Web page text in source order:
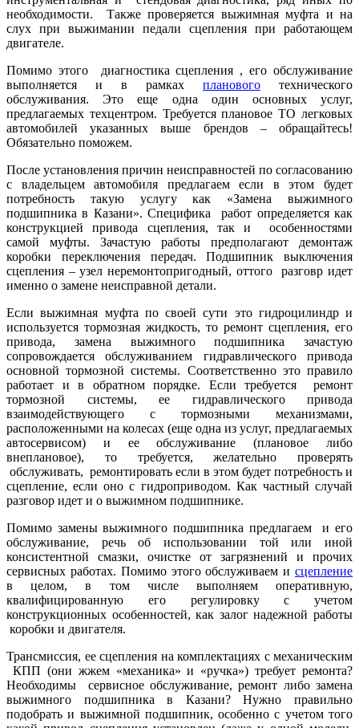
необходимости. Также проверяется выжимная муфта и на
слух при выжимании педали сцепления при работающем
двигателе.
Помимо этого диагностика сцепления , его обслуживание
выполняется и в рамках планового технического
обслуживания. Это еще одна один основных услуг,
предлагаемых техцентром. Требуется плановое ТО легковых
автомобилей указанных выше брендов – обращайтесь!
Обязательно поможем.
После установления причин неисправностей по согласованию
с владельцем автомобиля предлагаем если в этом будет
потребность такую услугу как «Замена выжимного
подшипника в Казани». Специфика работ определяется как
конструкцией привода сцепления, так и особенностями
самой муфты. Зачастую работы предполагают демонтаж
коробки переключения передач. Подшипник выключения
сцепления – узел неремонтопригодный, оттого разговр идет
именно о замене неисправной детали.
Если выжимная муфта по своей сути это гидроцилиндр и
используется тормозная жидкость, то ремонт сцепления, его
привода, замена выжимного подшипника зачастую
сопровождается обслуживанием гидравлического привода
основной тормозной системы. Соответственно это правило
работает и в обратном порядке. Если требуется ремонт
тормозной системы, ее гидравлического привода
взаимодействующего с тормозными механизмами,
расположенными на колесах (еще одна из услуг, предлагаемых
автосервисом) и ее обслуживание (плановое либо
внеплановое), то требуется, желательно проверять
обслуживать, ремонтировать если в этом будет потребность и
сцепление, если оно с гидроприводом. Как частный случай
разговор идет и о выжимном подшипнике.
Помимо замены выжимного подшипника предлагаем и его
обслуживание, речь об использовании той или иной
консистентной смазки, очистке от загрязнений и прочих
сервисных работах. Помимо этого обслуживаем и сцепление
в целом, в том числе выполняем оперативную,
квалифицированную его регулировку с учетом
конструкционных особенностей, как залог надежной работы
коробки и двигателя.
Трансмиссия, ее сцепления на комплектациях с механическим
КПП (они жжем «механика» и «ручка») требует ремонта?
Необходимы сервисное обслуживание, ремонт либо замена
выжимного подшипника в Казани? Нужно правильно
подобрать и выжимной подшипник, особенно с учетом того